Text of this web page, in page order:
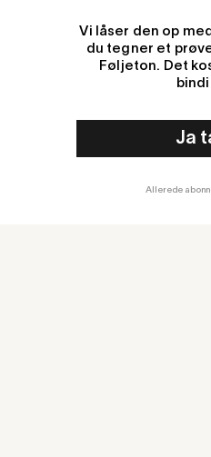
Vi låser den op
du tegner et
Føljeton. Det
Allerede